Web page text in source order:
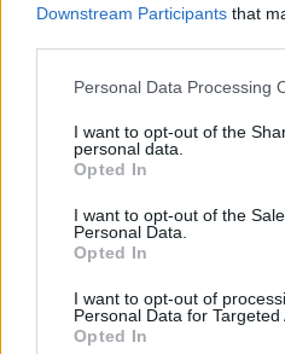
Downstream Participants that
Please note that this website/
not limited to your visit or usage
grant or deny consent to
use your data for below
consent section.
Personal Data Processing
I want to opt-out of the
personal data.
Opted In
I want to opt-out of the
Personal Data.
Opted In
I want to opt-out of
Personal Data for Targeted
Opted In